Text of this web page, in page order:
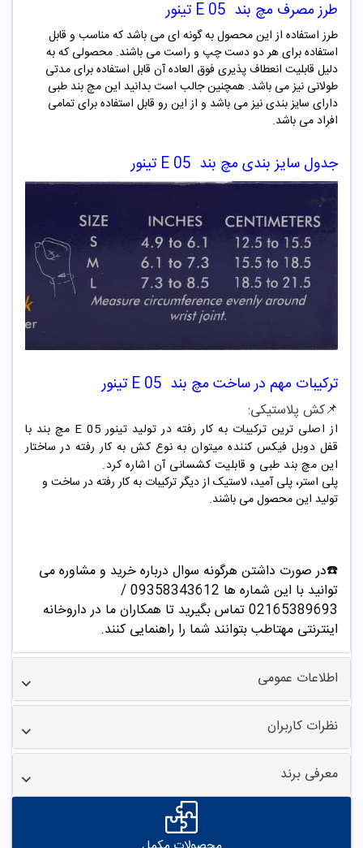
طرز مصرف مچ بند تینور
طرز استفاده از این محصول به گونه ای می باشد که مناسب و قابل
استفاده برای هر دو دست چپ و راست می باشند. محصولی که به
دلیل قابلیت انعطاف پذیری فوق العاده آن قابل استفاده برای مدتی
طولانی نیز می باشد. همچنین جالب است بدانید این مچ بند طبی
دارای سایز بندی نیز می باشد و از این رو قابل استفاده برای تمامی
افراد می باشد.
جدول سایز بندی مچ بند تینور
ترکیبات مهم در ساخت مچ بند E 05 تینور
📌کش پلاستیکی:
از اصلی ترین ترکیبات به کار رفته در تولید تینور E 05 مچ بند با
قفل دوبل فیکس کننده میتوان به نوع کش به کار رفته در ساختار
این مچ بند طبی و قابلیت کشسانی آن اشاره کرد.
پلی استر، پلی آمید، لاستیک از دیگر ترکیبات به کار رفته در ساخت و
تولید این محصول می باشند.
☎️در صورت داشتن هرگونه سوال درباره خرید و مشاوره می
توانید با این شماره ها 09358343612 /
02165389693تماس بگیرید تا همکاران ما در داروخانه
اینترنتی مهتاطب بتوانند شما را راهنمایی کنند.
اطلاعات عمومی
نظرات کاربران
معرفی برند